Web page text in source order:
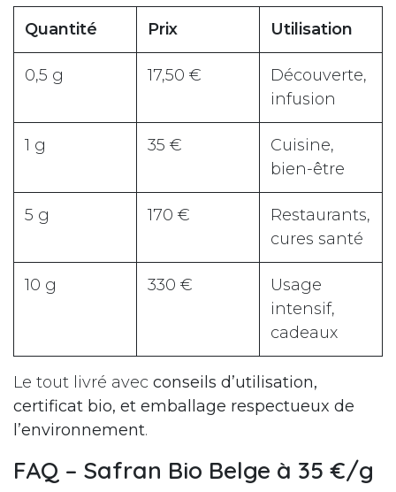
Quantité Prix Utilisation
0,5 g 17,50 €
Découverte,
infusion
1 g 35 €
Cuisine,
bien-être
5 g 170 €
Restaurants,
cures santé
10 g 330 €
Usage
intensif,
cadeaux
Le tout livré avec conseils d’utilisation,
certificat bio, et emballage respectueux de
l’environnement.
FAQ – Safran Bio Belge à 35 €/g